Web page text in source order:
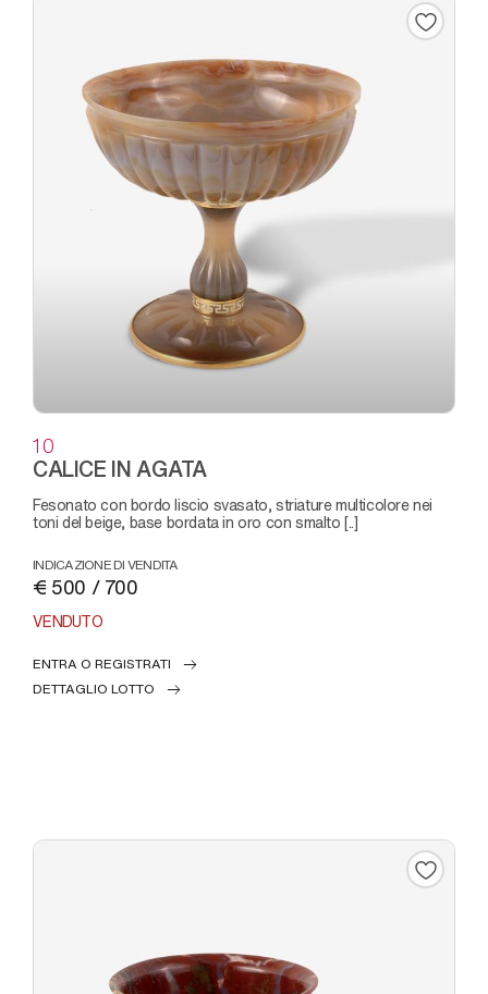
10
CALICE IN AGATA
fesonato con bordo liscio svasato, striature multicolore nei
toni del beige, base bordata in oro con smalto [..]
INDICAZIONE DI VENDITA
€ 500 / 700
VENDUTO
ENTRA O REGISTRATI
DETTAGLIO LOTTO